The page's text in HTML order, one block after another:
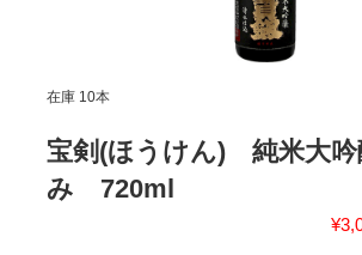
在庫 10本
宝剣(ほうけん) 純米大
み 720ml